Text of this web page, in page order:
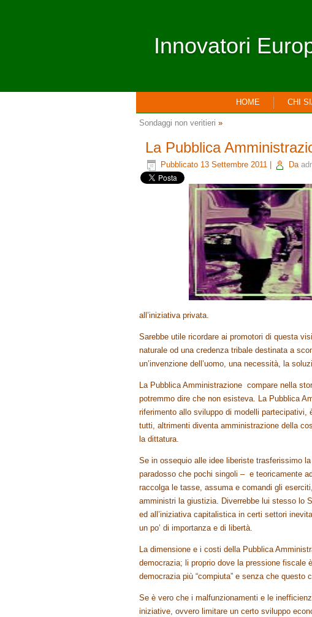
Innovatori
HOME CHI
Sondaggi non veritieri »
La Pubblica
Pubblicato 13 Settembre 2011 Da
all’iniziativa privata.
Sarebbe utile ricordare ai promotori di questa
naturale od una credenza tribale destinata a
un’invenzione dell’uomo, una necessità, la
La Pubblica Amministrazione compare nella
potremmo dire che non esisteva. La Pubblica
riferimento allo sviluppo di modelli partecipativi,
tutti, altrimenti diventa amministrazione della
la dittatura.
Se in ossequio alle idee liberiste trasferissimo
paradosso che pochi singoli – e teoricamente
raccolga le tasse, assuma e comandi gli
amministri la giustizia. Diverrebbe lui stesso lo
ed all’iniziativa capitalistica in certi settori
un po’ di importanza e di libertà.
La dimensione e i costi della Pubblica
democrazia; li proprio dove la pressione fiscale
democrazia più “compiuta” e senza che
Se è vero che i malfunzionamenti e le
iniziative, ovvero limitare un certo sviluppo